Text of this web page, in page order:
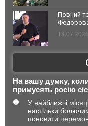
Повний
На вашу думку, коли
примусять росію
У найближчі
настільки
поновити